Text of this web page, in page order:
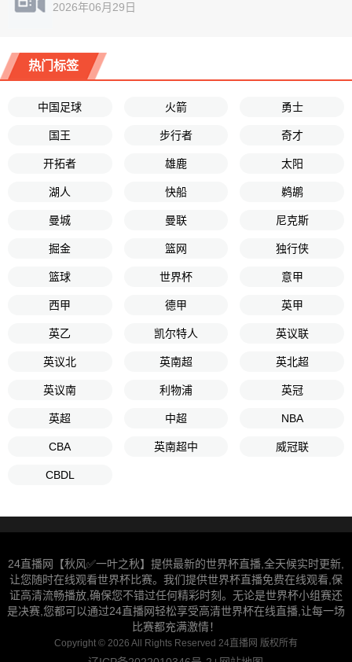
2026年06月29日
热门标签
中国足球 火箭 勇士
国王 步行者 奇才
开拓者 雄鹿 太阳
湖人 快船 鹈鹕
曼城 曼联 尼克斯
掘金 篮网 独行侠
篮球 世界杯 意甲
西甲 德甲 英甲
英乙 凯尔特人 英议联
英议北 英南超 英北超
英议南 利物浦 英冠
英超 中超 NBA
CBA 英南超中 威冠联
CBDL
24直播网【秋风✅一叶之秋】提供最新的世界杯直播,全天候实时更新,
让您随时在线观看世界杯比赛。我们提供世界杯直播免费在线观看,保
证高清流畅播放,确保您不错过任何精彩时刻。无论是世界杯小组赛还
是决赛,您都可以通过24直播网轻松享受高清世界杯在线直播,让每一场
比赛都充满激情！
Copyright © 2026 All Rights Reserved 24直播网 版权所有